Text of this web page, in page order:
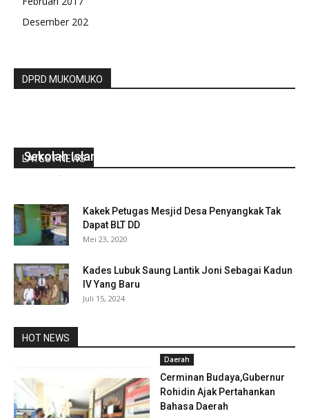
Desember 202
DPRD MUKOMUKO
LATEST NEWS
Sekolah Islam Terpadu
-
Kakek Petugas Mesjid Desa Penyangkak Tak
Dapat BLT DD
Mei 23, 2020
Kades Lubuk Saung Lantik Joni Sebagai Kadun
IV Yang Baru
Juli 15, 2024
HOT NEWS
Daerah
Cerminan Budaya,Gubernur
Rohidin Ajak Pertahankan
Bahasa Daerah